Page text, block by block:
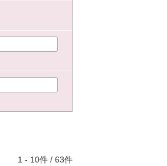
1 - 10件 / 63件